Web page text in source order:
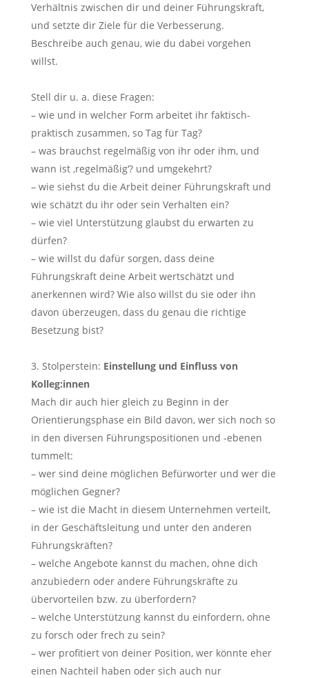
Verhältnis zwischen dir und deiner Führungskraft,
und setzte dir Ziele für die Verbesserung.
Beschreibe auch genau, wie du dabei vorgehen
willst.
Stell dir u. a. diese Fragen:
– wie und in welcher Form arbeitet ihr faktisch-
praktisch zusammen, so Tag für Tag?
– was brauchst regelmäßig von ihr oder ihm, und
wann ist ‚regelmäßig‘? und umgekehrt?
– wie siehst du die Arbeit deiner Führungskraft und
wie schätzt du ihr oder sein Verhalten ein?
– wie viel Unterstützung glaubst du erwarten zu
dürfen?
– wie willst du dafür sorgen, dass deine
Führungskraft deine Arbeit wertschätzt und
anerkennen wird? Wie also willst du sie oder ihn
davon überzeugen, dass du genau die richtige
Besetzung bist?
Stolperstein: Einstellung und Einfluss von
Kolleg:innen
Mach dir auch hier gleich zu Beginn in der
Orientierungsphase ein Bild davon, wer sich noch so
in den diversen Führungspositionen und -ebenen
tummelt:
– wer sind deine möglichen Befürworter und wer die
möglichen Gegner?
– wie ist die Macht in diesem Unternehmen verteilt,
in der Geschäftsleitung und unter den anderen
Führungskräften?
– welche Angebote kannst du machen, ohne dich
anzubiedern oder andere Führungskräfte zu
übervorteilen bzw. zu überfordern?
– welche Unterstützung kannst du einfordern, ohne
zu forsch oder frech zu sein?
– wer profitiert von deiner Position, wer könnte eher
einen Nachteil haben oder sich auch nur